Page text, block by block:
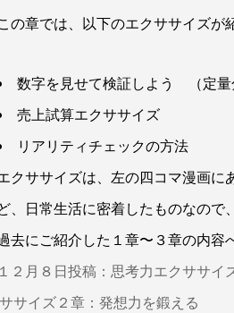
の章では、以下のエクササイズが
数字を見せて検証しよう （定量
売上試算エクササイズ
リアリティチェックの方法
クササイズは、左の四コマ漫画に
、日常生活に密着したものなので
去にご紹介した１章〜３章の内容
１２月８日投稿：思考力エクササイ
サイズ２章：発想力を鍛える